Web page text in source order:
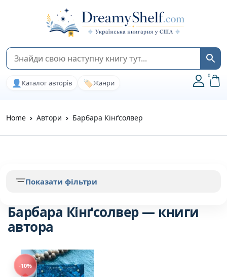
👤 Каталог авторів 🏷️Жанри
0
Home Автори Барбара Кінґсолвер
Барбара Кінґсолвер — книги
автора
-10%
Показати фільтри